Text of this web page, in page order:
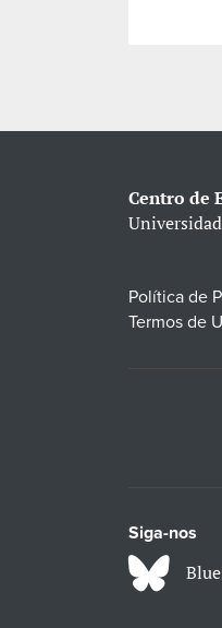
Centro de
Política de
Termos de
Siga-nos